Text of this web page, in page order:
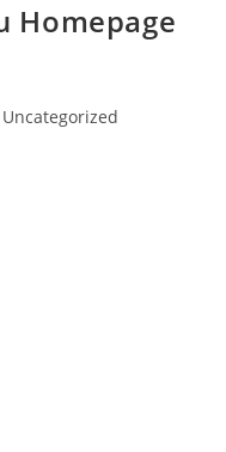
Homepage
Uncategorized